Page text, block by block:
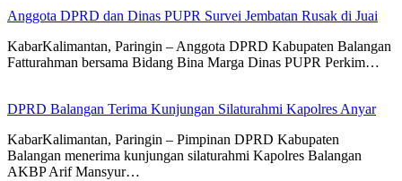
Anggota DPRD dan Dinas PUPR Survei Jembatan Rusak di Juai
KabarKalimantan, Paringin – Anggota DPRD Kabupaten Balangan
Fatturahman bersama Bidang Bina Marga Dinas PUPR Perkim…
DPRD Balangan Terima Kunjungan Silaturahmi Kapolres Anyar
KabarKalimantan, Paringin – Pimpinan DPRD Kabupaten
Balangan menerima kunjungan silaturahmi Kapolres Balangan
AKBP Arif Mansyur…